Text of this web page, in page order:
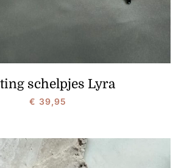
schelpjes Lyra
€ 39,95